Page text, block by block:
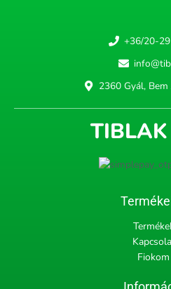
+36/20-
2360 Gyál,
TIBLAK
Fiokom